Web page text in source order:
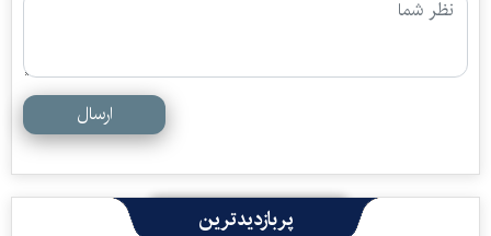
ارسال
پربازدیدترین